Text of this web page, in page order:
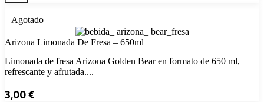
Agotado
Arizona Limonada De Fresa – 650ml
Limonada de fresa Arizona Golden Bear en formato de 650 ml,
refrescante y afrutada....
3,00€